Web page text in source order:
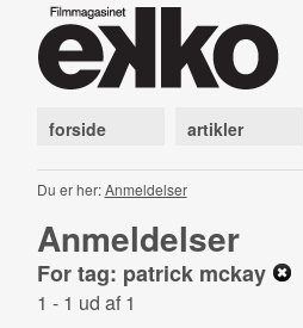
forside artikler
Du er her:Anmeldelser
Anmeldelser
For tag: patrick mckay
1 - 1 ud af 1